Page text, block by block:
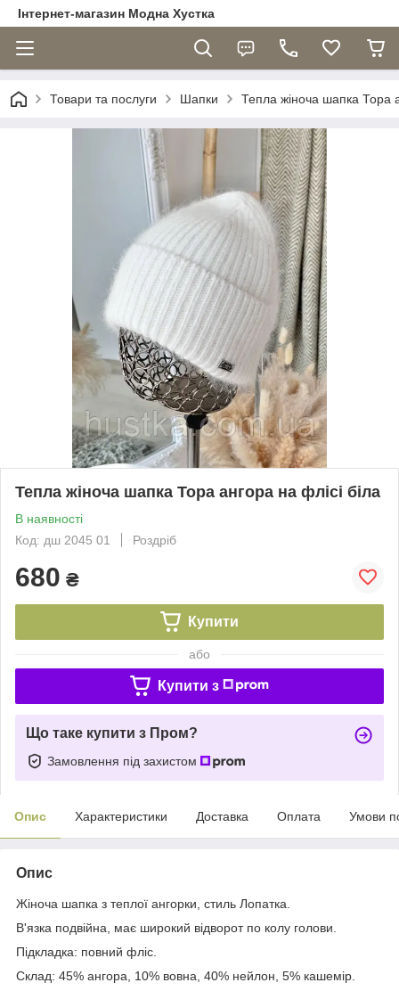
Інтернет-магазин Модна Хустка
Товари та послуги Шапки Тепла жіноча шапка Тора
Тепла жіноча шапка Тора ангора на флісі біла
В наявності
Код: дш 2045 01
Роздріб
680 ₴
Купити
або
Купити з
Що таке купити з Пром?
Замовлення під захистом
Опис Характеристики Доставка Оплата Умови
Опис
Жіноча шапка з теплої ангорки, стиль Лопатка.
В'язка подвійна, має широкий відворот по колу голови.
Підкладка: повний фліс.
Склад: 45% ангора, 10% вовна, 40% нейлон, 5% кашемір.